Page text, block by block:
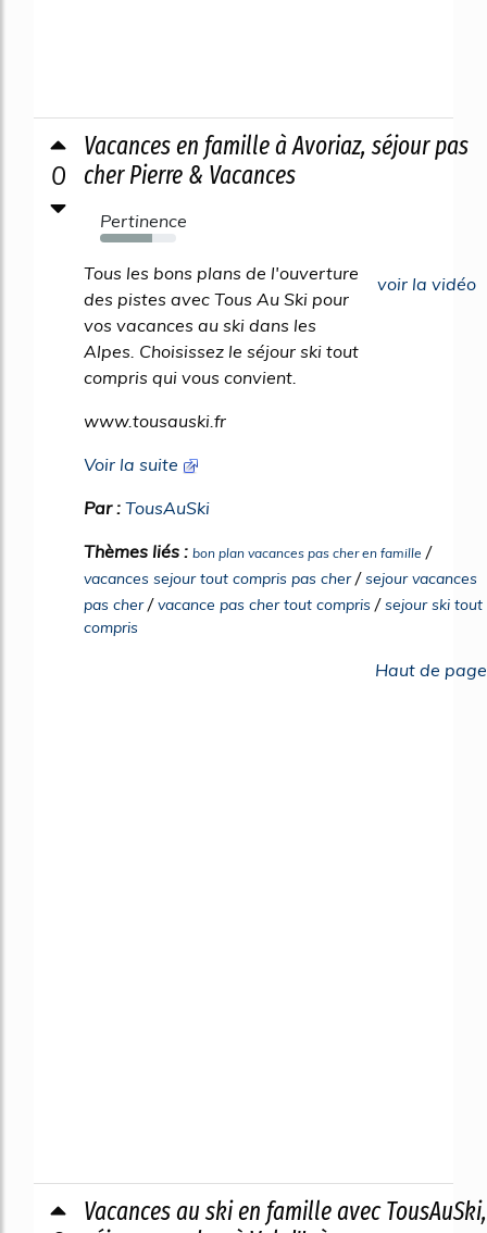
0
Vacances en famille à Avoriaz, séjour pas
cher Pierre & Vacances
Pertinence
68%
voir la vidéo
Tous les bons plans de l'ouverture
des pistes avec Tous Au Ski pour
vos vacances au ski dans les
Alpes. Choisissez le séjour ski tout
compris qui vous convient.
www.tousauski.fr
Voir la suite
Par : TousAuSki
Thèmes liés : bon plan vacances pas cher en famille /
vacances sejour tout compris pas cher/sejour vacances
pas cher/vacance pas cher tout compris /sejour ski tout
compris
Haut de page
Vacances au ski en famille avec TousAuSki,